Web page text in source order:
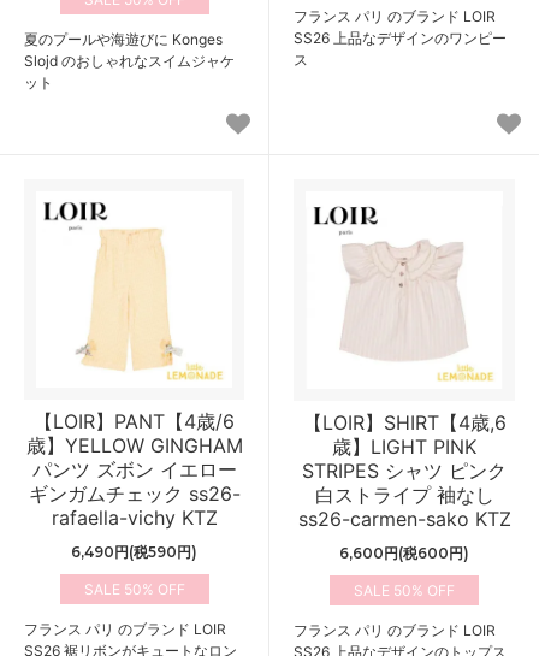
夏のプールや海遊びに Konges
Slojd のおしゃれなスイムジャケ
ット
フランス パリ のブランド LOIR
SS26 上品なデザインのワンピー
ス
【LOIR】PANT【4歳/6
歳】YELLOW GINGHAM
パンツ ズボン イエロー
ギンガムチェック ss26-
rafaella-vichy KTZ
6,490円(税590円)
50%
フランス パリ のブランド LOIR
SS26 裾リボンがキュートなロン
【LOIR】SHIRT【4歳,6
歳】LIGHT PINK
STRIPES シャツ ピンク
白ストライプ 袖なし
ss26-carmen-sako KTZ
6,600円(税600円)
50%
フランス パリ のブランド LOIR
SS26 上品なデザインのトップス